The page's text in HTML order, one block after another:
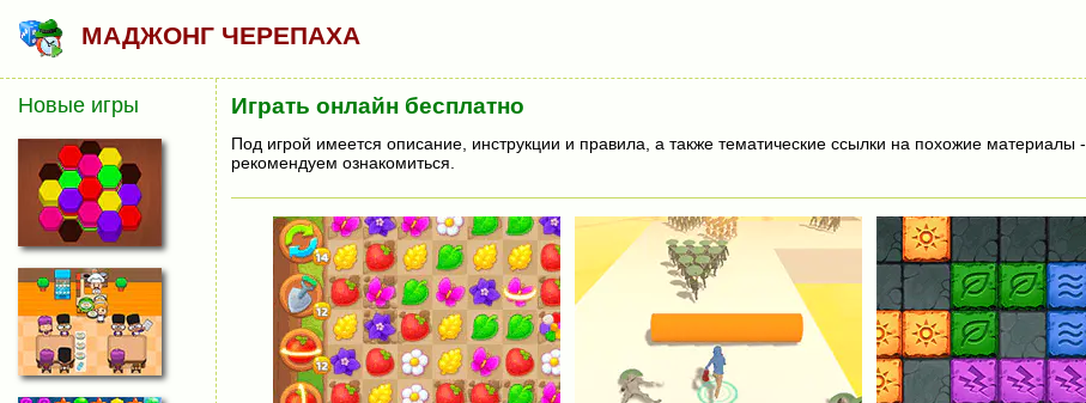
МАДЖОНГ ЧЕРЕПАХА
Играть онлайн бесплатно
Под игрой имеется описание, инструкции и правила, а также тематические ссылки на похожие материалы -
рекомендуем ознакомиться.
Новые игры